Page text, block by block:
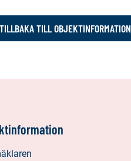
TILLBAKA TILL OBJEKTINFORMATION